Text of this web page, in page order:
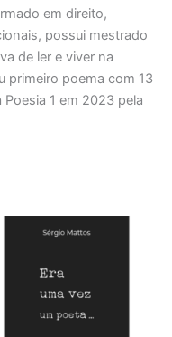
em direito,
possui mestrado
de ler e viver na
primeiro poema com 13
1 em 2023 pela